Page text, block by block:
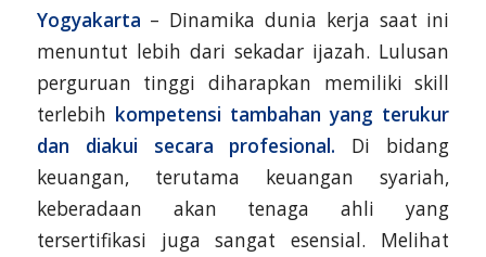
Yogyakarta – Dinamika dunia kerja saat ini
menuntut lebih dari sekadar ijazah. Lulusan
perguruan tinggi diharapkan memiliki skill
terlebih kompetensi tambahan yang terukur
dan diakui secara profesional. Di bidang
keuangan, terutama keuangan syariah,
keberadaan akan tenaga ahli yang
tersertifikasi juga sangat esensial. Melihat